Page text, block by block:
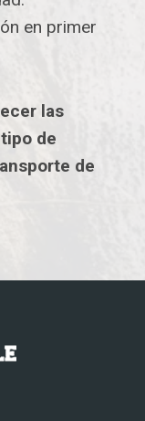
en primer
las
de
de